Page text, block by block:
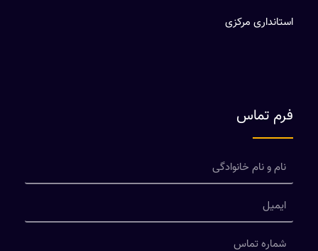
استانداری مرکزی
فرم تماس